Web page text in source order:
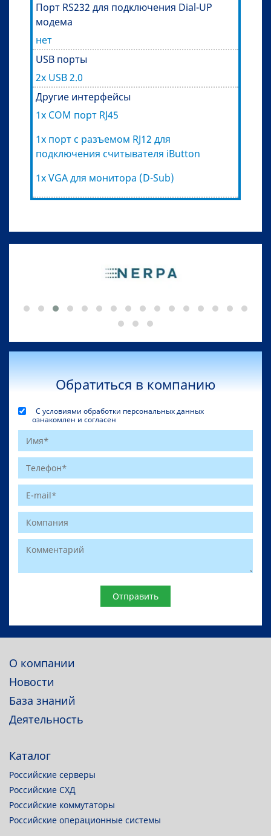
Порт RS232 для подключения Dial-UP
модема
нет
USB порты
2х USB 2.0
Другие интерфейсы
1x COM порт RJ45
1х порт с разъемом RJ12 для
подключения считывателя iButton
1х VGA для монитора (D-Sub)
Обратиться в компанию
С условиями обработки персональных данных
ознакомлен и согласен
О компании
Новости
База знаний
Деятельность
Каталог
Российские серверы
Российские СХД
Российские коммутаторы
Российские операционные системы